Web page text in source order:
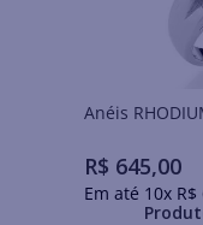
Anéis
R$ 645,00
Em até 10x R$